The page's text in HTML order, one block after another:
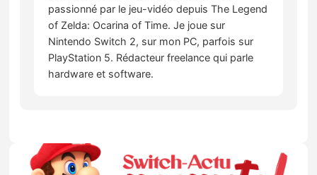
passionné par le jeu-vidéo depuis The Legend
of Zelda: Ocarina of Time. Je joue sur
Nintendo Switch 2, sur mon PC, parfois sur
PlayStation 5. Rédacteur freelance qui parle
hardware et software.